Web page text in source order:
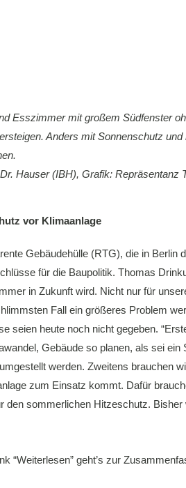
Esszimmer mit großem Südfenster
Anders mit Sonnenschutz
Hauser (IBH), Grafik: Repräsentanz
vor Klimaanlage
Gebäudehülle (RTG), die in
für die Baupolitik. Thomas
in Zukunft wird. Nicht nur für
Fall ein größeres Problem
seien heute noch nicht gegeben.
Gebäude so planen, als sei
werden. Zweitens brauchen
zum Einsatz kommt. Dafür
den sommerlichen Hitzeschutz.
“Weiterlesen” geht’s zur